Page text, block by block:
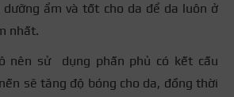
ẩm và tốt cho da để da luôn ở
nhất.
nên sử dụng phấn phủ có kết cấu
sẽ tăng độ bóng cho da, đồng thời